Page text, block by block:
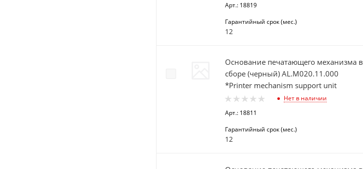
Арт.: 18819
Гарантийный срок (мес.)
12
Основание печатающего механизма в
сборе (черный) AL.M020.11.000
*Printer mechanism support unit
Нет в наличии
Арт.: 18811
Гарантийный срок (мес.)
12